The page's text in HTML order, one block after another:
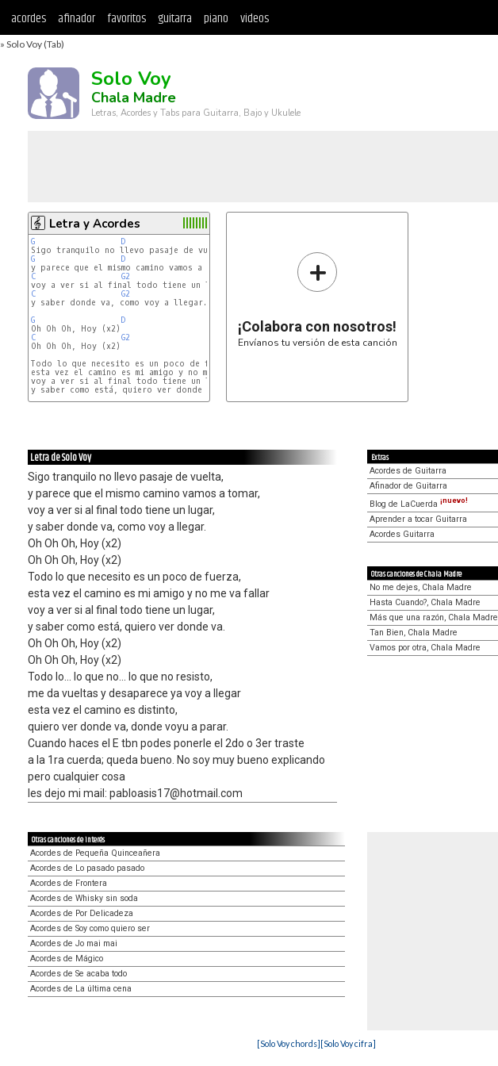
acordes afinador favoritos guitarra piano videos
» Solo Voy (Tab)
Solo Voy
Chala Madre
Letras, Acordes y Tabs para Guitarra, Bajo y Ukulele
Letra y Acordes
G D
G
D
C
G2
C
G2
y saber donde va, como voy a llegar.
G
D
C
G2
Oh Oh Oh, Hoy (x2)
Todo lo que necesito es un poco de fuerza,
esta vez el camino es mi amigo y no me va fallar
voy a ver si al final todo tiene un lugar,
y saber como está, quiero ver donde va.
+
¡Colabora con nosotros!
Envíanos tu versión de esta canción
Letra de Solo Voy
Sigo tranquilo no llevo pasaje de vuelta,
y parece que el mismo camino vamos a tomar,
voy a ver si al final todo tiene un lugar,
y saber donde va, como voy a llegar.
Oh Oh Oh, Hoy (x2)
Oh Oh Oh, Hoy (x2)
Todo lo que necesito es un poco de fuerza,
esta vez el camino es mi amigo y no me va fallar
voy a ver si al final todo tiene un lugar,
y saber como está, quiero ver donde va.
Oh Oh Oh, Hoy (x2)
Oh Oh Oh, Hoy (x2)
Todo lo... lo que no... lo que no resisto,
me da vueltas y desaparece ya voy a llegar
esta vez el camino es distinto,
quiero ver donde va, donde voyu a parar.
Cuando haces el E tbn podes ponerle el 2do o 3er traste
a la 1ra cuerda; queda bueno. No soy muy bueno explicando
pero cualquier cosa
les dejo mi mail: pabloasis17@hotmail.com
Extras
Acordes de Guitarra
Afinador de Guitarra
Blog de LaCuerda ¡nuevo!
Aprender a tocar Guitarra
Acordes Guitarra
Otras canciones de Chala Madre
No me dejes, Chala Madre
Hasta Cuando?, Chala Madre
Más que una razón, Chala Madre
Tan Bien, Chala Madre
Vamos por otra, Chala Madre
Otras canciones de interés
Acordes de Pequeña Quinceañera
Acordes de Lo pasado pasado
Acordes de Frontera
Acordes de Whisky sin soda
Acordes de Por Delicadeza
Acordes de Soy como quiero ser
Acordes de Jo mai mai
Acordes de Mágico
Acordes de Se acaba todo
Acordes de La última cena
[Solo Voy chords][Solo Voy cifra]